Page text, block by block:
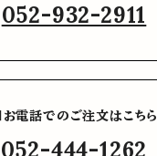
052-932-2911
お電話でのご注文はこちら